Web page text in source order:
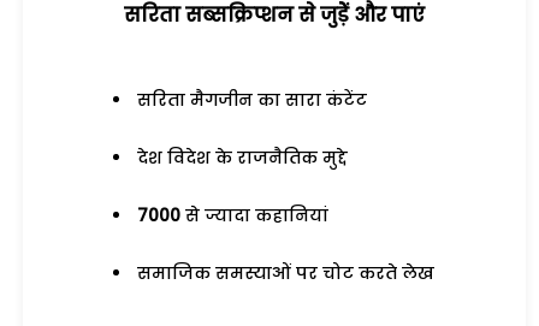
सरिता सब्सक्रिप्शन से जुड़ेें और पाएं
सरिता मैगजीन का सारा कंटेंट
देश विदेश के राजनैतिक मुद्दे
7000 से ज्यादा कहानियां
समाजिक समस्याओं पर चोट करते लेख